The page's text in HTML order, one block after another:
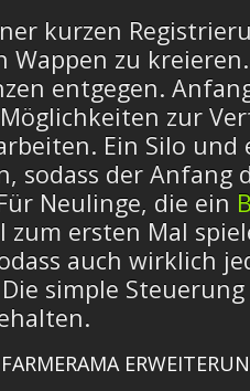
kurzen
Wappen zu
entgegen.
zur
Ein Silo
sodass der Anfang
Neulinge, die ein
zum ersten Mal
auch wirklich
simple